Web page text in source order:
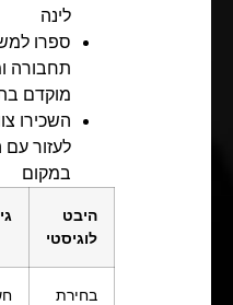
לינה
ספרו
תחבורה
מוקדם
השכירו
לעזור עם
במקום
היבט
לוגיסטי
בחירת